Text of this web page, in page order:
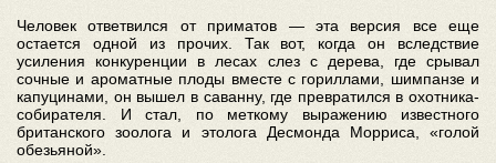
Человек ответвился от приматов — эта версия все еще
остается одной из прочих. Так вот, когда он вследствие
усиления конкуренции в лесах слез с дерева, где срывал
сочные и ароматные плоды вместе с гориллами, шимпанзе и
капуцинами, он вышел в саванну, где превратился в охотника-
собирателя. И стал, по меткому выражению известного
британского зоолога и этолога Десмонда Морриса, «голой
обезьяной».